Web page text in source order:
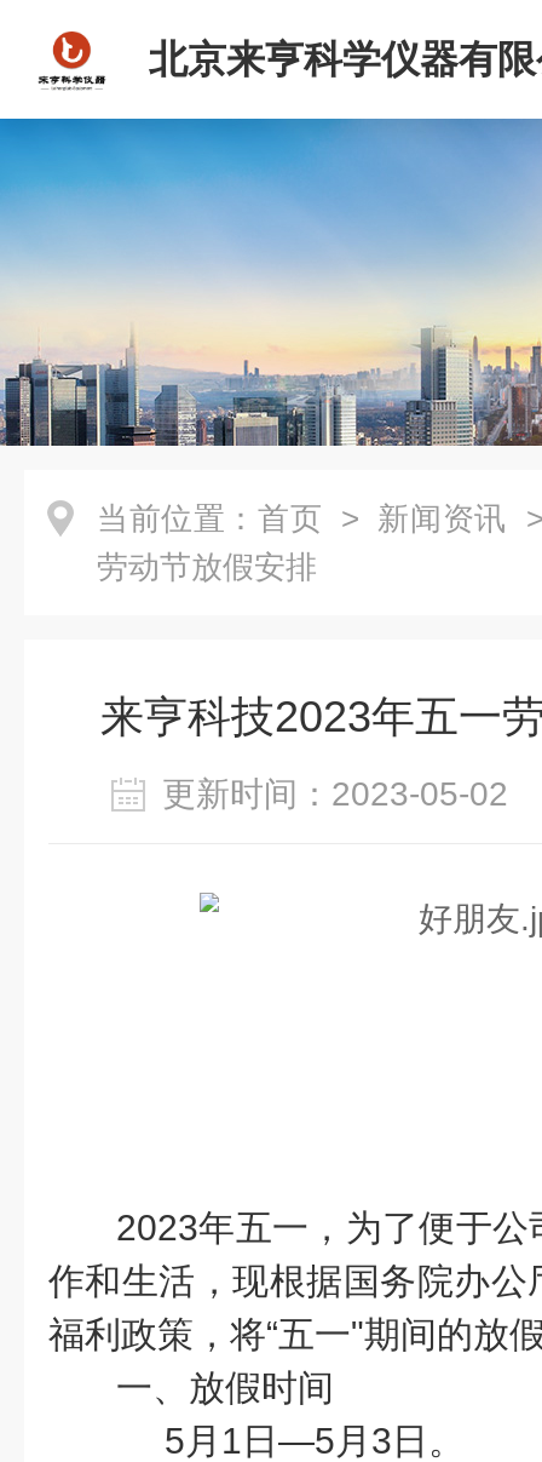
北京来亨科学仪器有
当前位置： 首页 > 新闻资讯
劳动节放假安排
来亨科技2023年五一
更新时间：2023-05-
2023年五一，为了便于
作和生活，现根据国务院办
福利政策，将“五一"期间的放
一、放假时间
5月1日—5月3日 。